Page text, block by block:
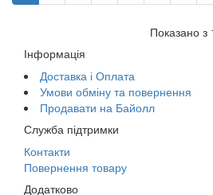
Показано з
Інформація
Доставка і Оплата
Умови обміну та повернення
Продавати на Байолл
Служба підтримки
Контакти
Повернення товару
Додатково